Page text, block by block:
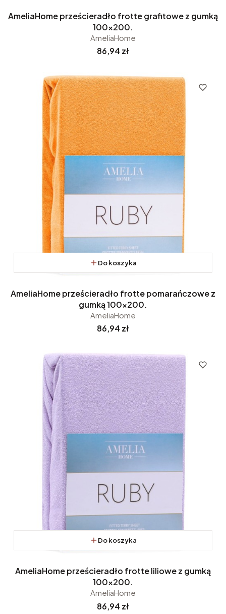
AmeliaHome prześcieradło frotte grafitowe z gumką
100x200.
AmeliaHome
Cena
86,94 zł
Do koszyka
AmeliaHome prześcieradło frotte pomarańczowe z
gumką 100x200.
AmeliaHome
Cena
86,94 zł
Do koszyka
AmeliaHome prześcieradło frotte liliowe z gumką
100x200.
AmeliaHome
Cena
86,94 zł